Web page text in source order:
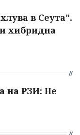
в Сеута".
хибридна
на РЗИ: Не